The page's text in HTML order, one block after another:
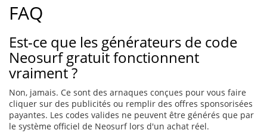
FAQ
Est-ce que les générateurs de code
Neosurf gratuit fonctionnent
vraiment ?
Non, jamais. Ce sont des arnaques conçues pour vous faire
cliquer sur des publicités ou remplir des offres sponsorisées
payantes. Les codes valides ne peuvent être générés que par
le système officiel de Neosurf lors d'un achat réel.